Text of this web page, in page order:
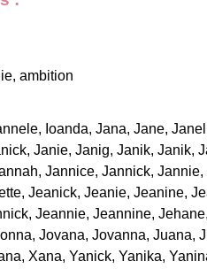
ambition
, Ioanda, Jana, Jane, Janel
, Janie, Janig, Janik, Janik,
, Jannice, Jannick, Jannie,
, Jeanick, Jeanie, Jeanine,
, Jeannie, Jeannine, Jehane,
, Jovana, Jovanna, Juana,
, Xana, Yanick, Yanika,